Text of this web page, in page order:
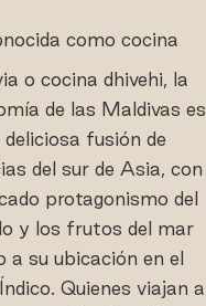
como cocina
o cocina dhivehi, la
de las Maldivas es
deliciosa fusión de
del sur de Asia, con
protagonismo del
y los frutos del mar
a su ubicación en el
Quienes viajan a